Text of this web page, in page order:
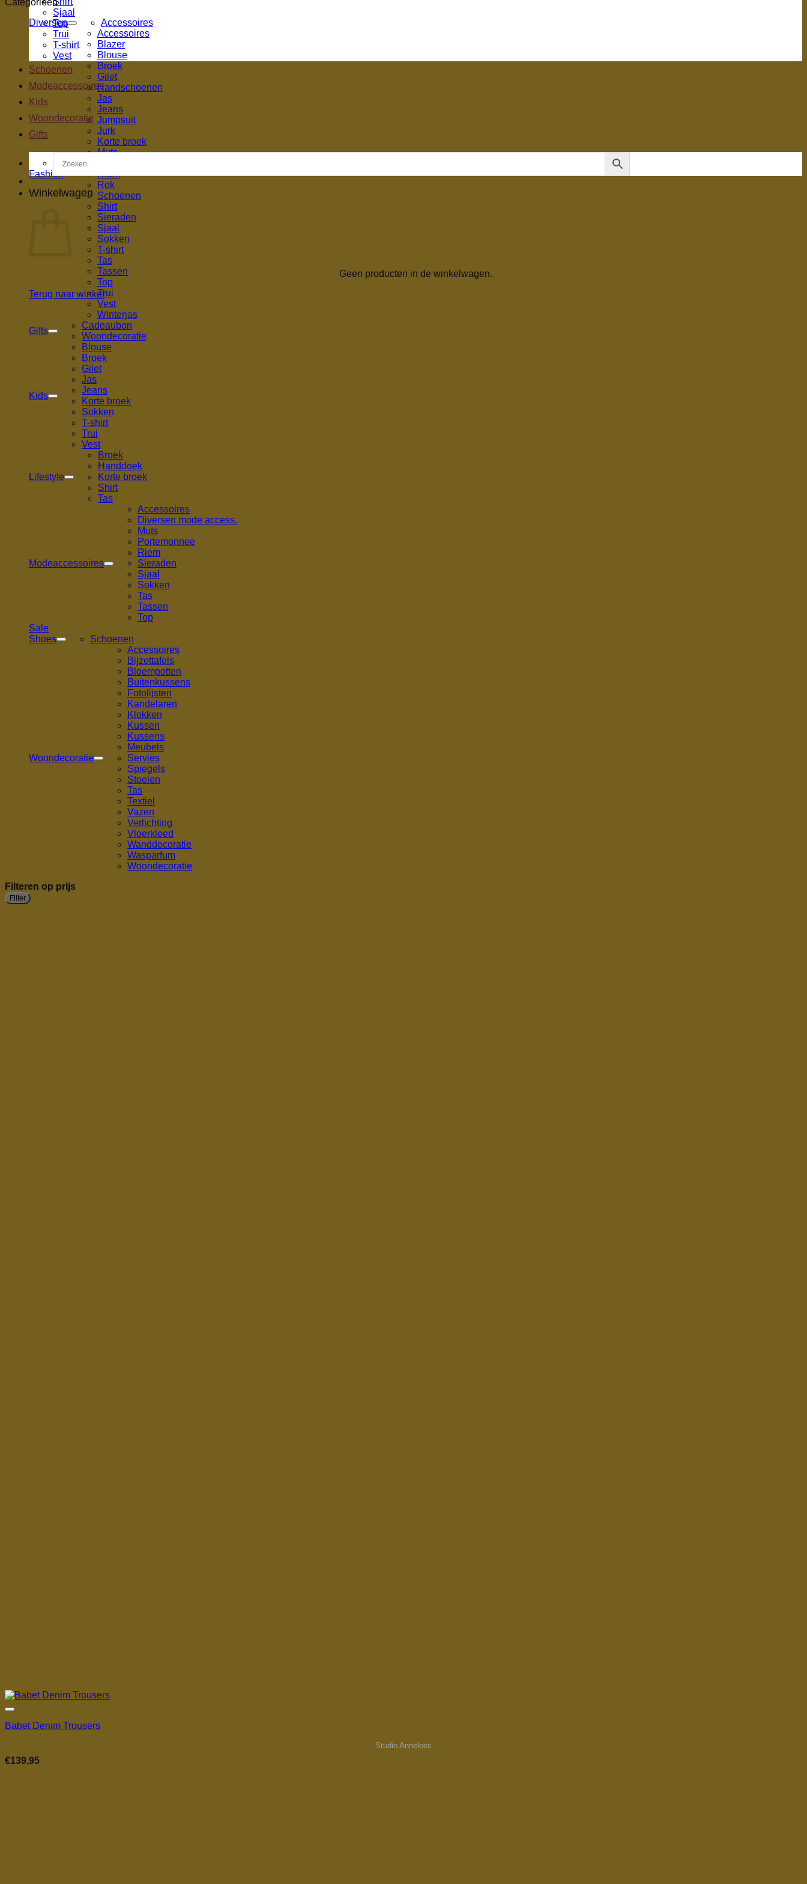
Sjaal
Top
Trui
T-shirt
Vest
Schoenen
Modeaccessoires
Kids
Woondecoratie
Gifts
Winkelwagen
Geen producten in de winkelwagen.
Terug naar winkel
Categorieën
Diversen
Accessoires
Fashion
Accessoires
Blazer
Blouse
Broek
Gilet
Handschoenen
Jas
Jeans
Jumpsuit
Jurk
Korte broek
Muts
Riem
Rok
Schoenen
Shirt
Sieraden
Sjaal
Sokken
T-shirt
Tas
Tassen
Top
Trui
Vest
Winterjas
Gifts
Cadeaubon
Woondecoratie
Kids
Blouse
Broek
Gilet
Jas
Jeans
Korte broek
Sokken
T-shirt
Trui
Vest
Lifestyle
Broek
Handdoek
Korte broek
Shirt
Tas
Modeaccessoires
Accessoires
Diversen mode access.
Muts
Portemonnee
Riem
Sieraden
Sjaal
Sokken
Tas
Tassen
Top
Sale
Shoes
Schoenen
Woondecoratie
Accessoires
Bijzettafels
Bloempotten
Buitenkussens
Fotolijsten
Kandelaren
Klokken
Kussen
Kussens
Meubels
Servies
Spiegels
Stoelen
Tas
Textiel
Vazen
Verlichting
Vloerkleed
Wanddecoratie
Wasparfum
Woondecoratie
Filteren op prijs
Filter
Babet Denim Trousers
Studio Anneloes
€139,95